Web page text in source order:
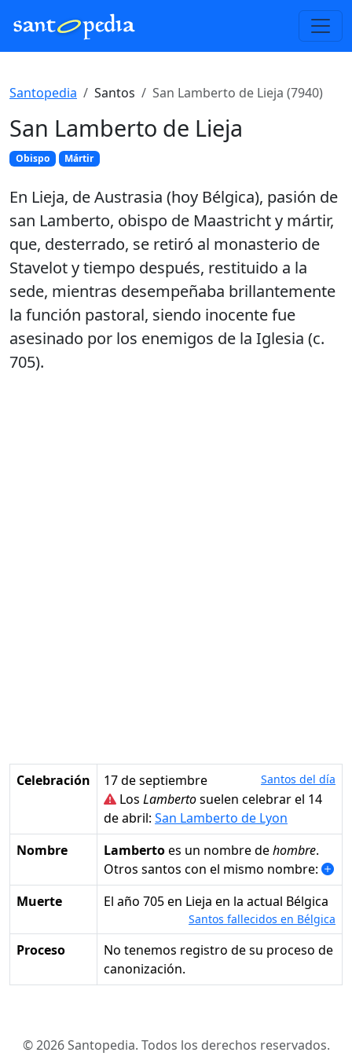
Santopedia Santos San Lamberto de Lieja (7940)
San Lamberto de Lieja
Obispo Mártir
En Lieja, de Austrasia (hoy Bélgica), pasión de
san Lamberto, obispo de Maastricht y mártir,
que, desterrado, se retiró al monasterio de
Stavelot y tiempo después, restituido a la
sede, mientras desempeñaba brillantemente
la función pastoral, siendo inocente fue
asesinado por los enemigos de la Iglesia (c.
705).
Celebración 17 de septiembre Santos del día
Los Lambertosuelen celebrar el 14
de abril: San Lamberto de Lyon
Nombre
Lambertoes un nombre dehombre.
Otros santos con el mismo nombre:
Muerte
el año 705 en Lieja en la actual Bélgica
Santos fallecidos en Bélgica
Proceso
No tenemos registro de su proceso de
canonización.
© 2026 Santopedia. Todos los derechos reservados.